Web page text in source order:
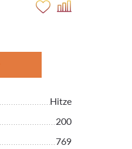
Hitze
200
769